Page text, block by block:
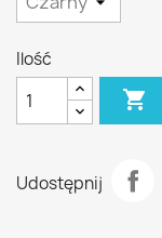
Ilość

Udostępnij